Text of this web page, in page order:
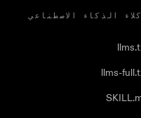
الذكاء الاصطناعي
llms-